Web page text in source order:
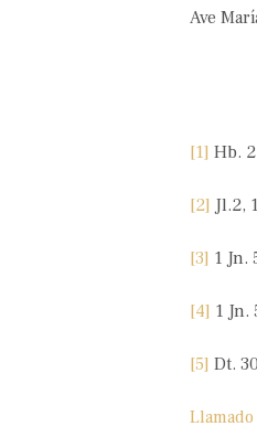
Ave
[1] Hb.
[2] Jl.2,
[3] 1 Jn.
[4] 1 Jn.
[5] Dt.